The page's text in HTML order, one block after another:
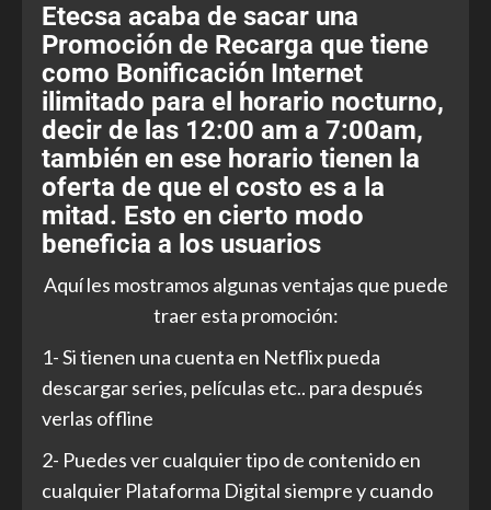
Etecsa acaba de sacar una
Promoción de Recarga que tiene
como Bonificación Internet
ilimitado para el horario nocturno,
decir de las 12:00 am a 7:00am,
también en ese horario tienen la
oferta de que el costo es a la
mitad. Esto en cierto modo
beneficia a los usuarios
Aquí les mostramos algunas ventajas que puede
traer esta promoción:
1- Si tienen una cuenta en Netflix pueda
descargar series, películas etc.. para después
verlas offline
2- Puedes ver cualquier tipo de contenido en
cualquier Plataforma Digital siempre y cuando